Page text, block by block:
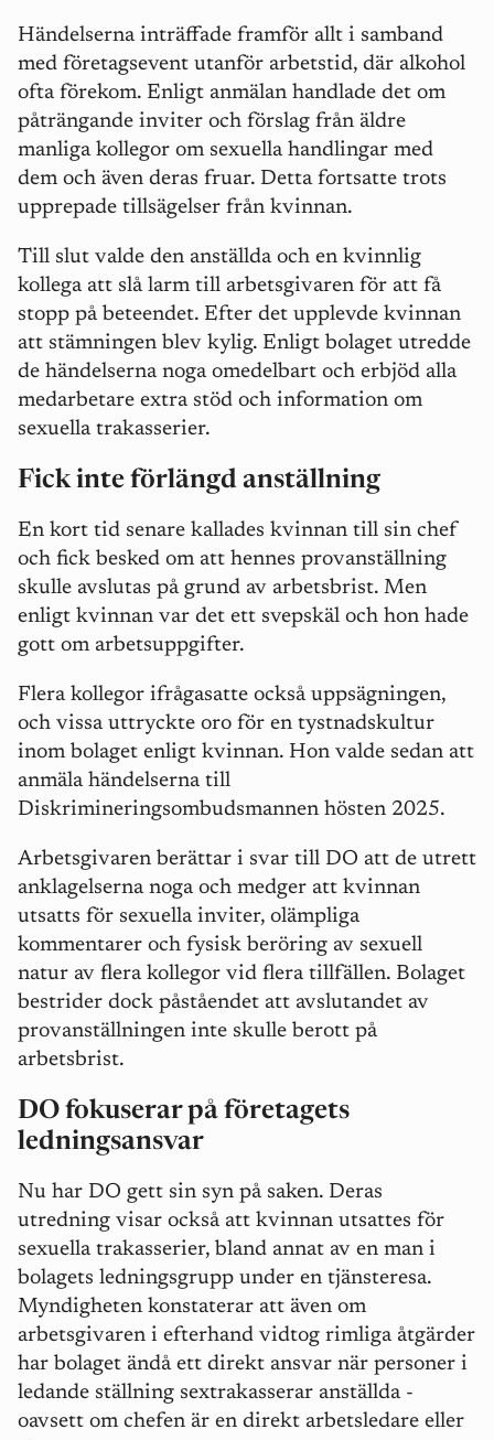
Händelserna inträffade framför allt i samband
med företagsevent utanför arbetstid, där alkohol
ofta förekom. Enligt anmälan handlade det om
påträngande inviter och förslag från äldre
manliga kollegor om sexuella handlingar med
dem och även deras fruar. Detta fortsatte trots
upprepade tillsägelser från kvinnan.
Till slut valde den anställda och en kvinnlig
kollega att slå larm till arbetsgivaren för att få
stopp på beteendet. Efter det upplevde kvinnan
att stämningen blev kylig. Enligt bolaget utredde
de händelserna noga omedelbart och erbjöd alla
medarbetare extra stöd och information om
sexuella trakasserier.
Fick inte förlängd anställning
En kort tid senare kallades kvinnan till sin chef
och fick besked om att hennes provanställning
skulle avslutas på grund av arbetsbrist. Men
enligt kvinnan var det ett svepskäl och hon hade
gott om arbetsuppgifter.
Flera kollegor ifrågasatte också uppsägningen,
och vissa uttryckte oro för en tystnadskultur
inom bolaget enligt kvinnan. Hon valde sedan att
anmäla händelserna till
Diskrimineringsombudsmannen hösten 2025.
Arbetsgivaren berättar i svar till DO att de utrett
anklagelserna noga och medger att kvinnan
utsatts för sexuella inviter, olämpliga
kommentarer och fysisk beröring av sexuell
natur av flera kollegor vid flera tillfällen. Bolaget
bestrider dock påståendet att avslutandet av
provanställningen inte skulle berott på
arbetsbrist.
DO fokuserar på företagets
ledningsansvar
Nu har DO gett sin syn på saken. Deras
utredning visar också att kvinnan utsattes för
sexuella trakasserier, bland annat av en man i
bolagets ledningsgrupp under en tjänsteresa.
Myndigheten konstaterar att även om
arbetsgivaren i efterhand vidtog rimliga åtgärder
har bolaget ändå ett direkt ansvar när personer i
ledande ställning sextrakasserar anställda -
oavsett om chefen är en direkt arbetsledare eller